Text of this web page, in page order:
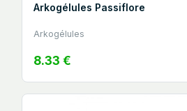
Arkogélules Passiflore
Arkogélules
8.33 €